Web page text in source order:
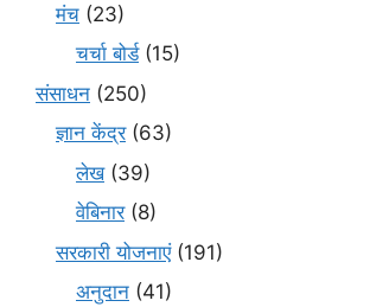
मंच (23)
चर्चा बोर्ड(15)
संसाधन (250)
ज्ञान केंद्र(63)
लेख(39)
वेबिनार(8)
सरकारी योजनाएं(191)
अनुदान (41)